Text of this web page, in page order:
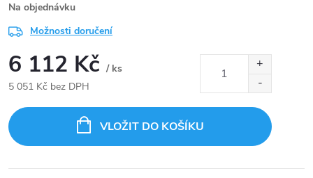
Na objednávku
Možnosti doručení
6 112 Kč / ks
5 051 Kč bez DPH
cena:
VLOŽIT DO KOŠÍKU